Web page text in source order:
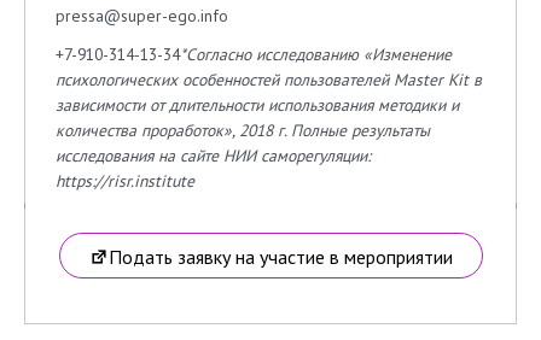
pressa@super-ego.info
+7-910-314-13-34*Согласно исследованию «Изменение
психологических особенностей пользователей Master Kit в
зависимости от длительности использования методики и
количества проработок», 2018 г. Полные результаты
исследования на сайте НИИ саморегуляции:
https://risr.institute
Подать заявку на участие в мероприятии